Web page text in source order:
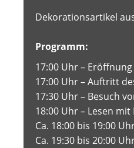
Dekorationsartikel
Programm:
17:00 Uhr –
17:00 Uhr – Auftritt
17:30 Uhr – Besuch
18:00 Uhr – Lesen
Ca. 18:00 bis 19:00
Ca. 19:30 bis 20:00